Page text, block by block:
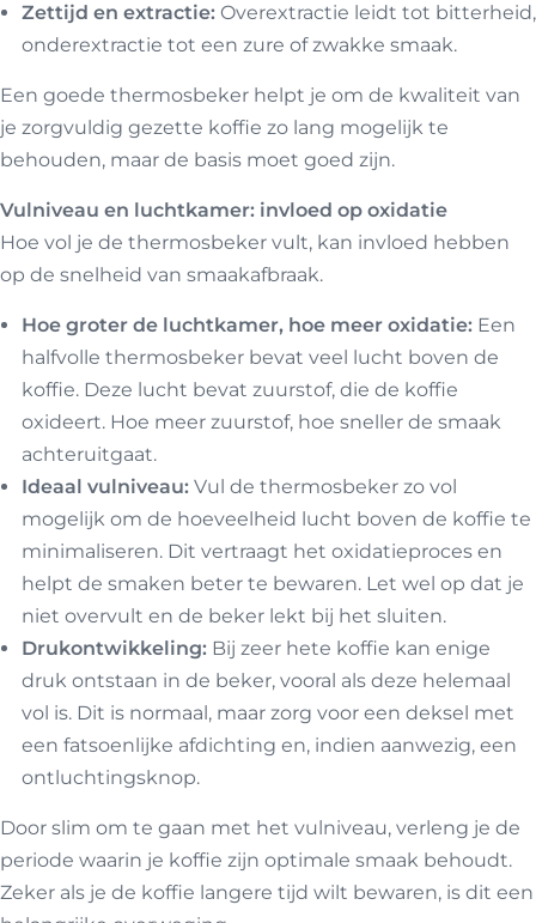
Zettijd en extractie: Overextractie leidt tot bitterheid,
onderextractie tot een zure of zwakke smaak.
Een goede thermosbeker helpt je om de kwaliteit van
je zorgvuldig gezette koffie zo lang mogelijk te
behouden, maar de basis moet goed zijn.
Vulniveau en luchtkamer: invloed op oxidatie
Hoe vol je de thermosbeker vult, kan invloed hebben
op de snelheid van smaakafbraak.
Hoe groter de luchtkamer, hoe meer oxidatie: Een
halfvolle thermosbeker bevat veel lucht boven de
koffie. Deze lucht bevat zuurstof, die de koffie
oxideert. Hoe meer zuurstof, hoe sneller de smaak
achteruitgaat.
Ideaal vulniveau: Vul de thermosbeker zo vol
mogelijk om de hoeveelheid lucht boven de koffie te
minimaliseren. Dit vertraagt het oxidatieproces en
helpt de smaken beter te bewaren. Let wel op dat je
niet overvult en de beker lekt bij het sluiten.
Drukontwikkeling: Bij zeer hete koffie kan enige
druk ontstaan in de beker, vooral als deze helemaal
vol is. Dit is normaal, maar zorg voor een deksel met
een fatsoenlijke afdichting en, indien aanwezig, een
ontluchtingsknop.
Door slim om te gaan met het vulniveau, verleng je de
periode waarin je koffie zijn optimale smaak behoudt.
Zeker als je de koffie langere tijd wilt bewaren, is dit een